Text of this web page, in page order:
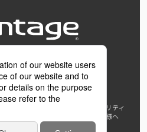
取扱いについて
ウェブアクセシビリティ
ク
報道機関の皆様へ
インテージホールディングス